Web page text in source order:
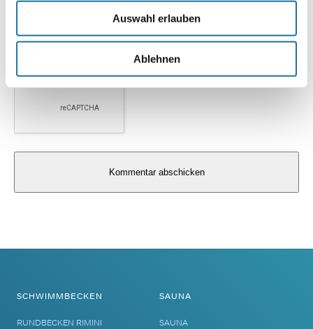
Auswahl erlauben
Ablehnen
SCHWIMMBECKEN
RUNDBECKEN RIMINI
SAUNA
SAUNA